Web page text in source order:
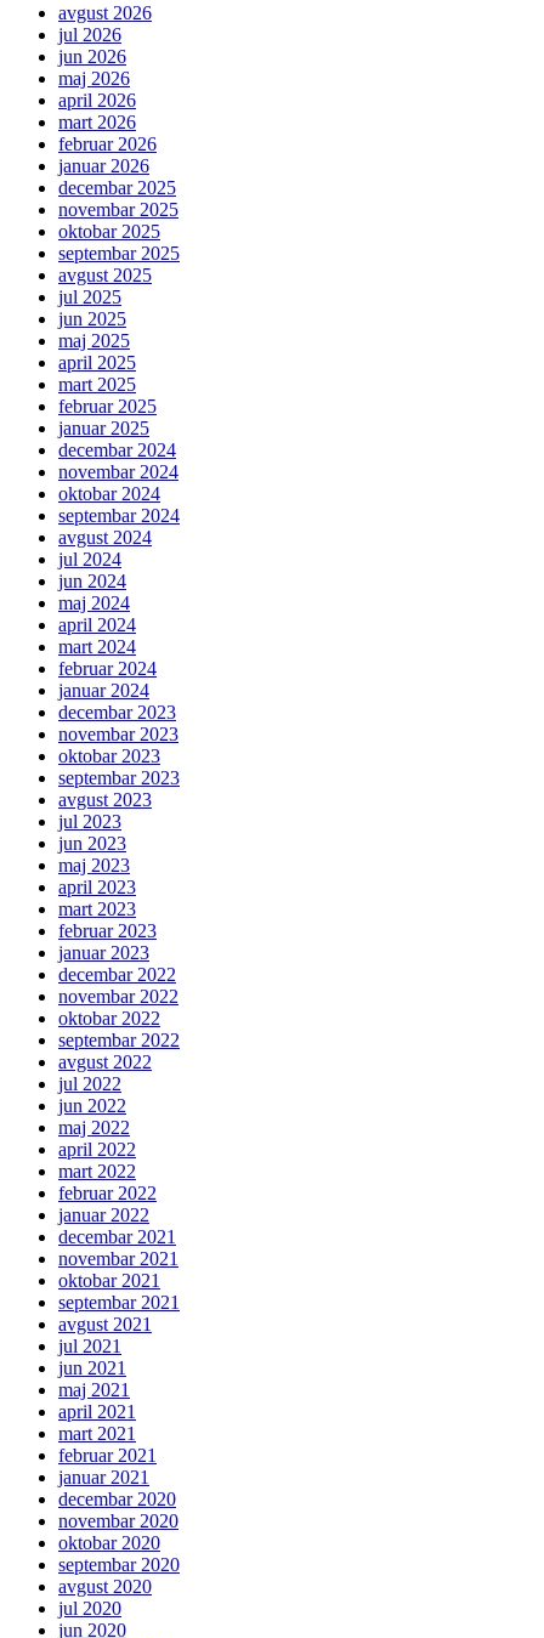
avgust 2026
jul 2026
jun 2026
maj 2026
april 2026
mart 2026
februar 2026
januar 2026
decembar 2025
novembar 2025
oktobar 2025
septembar 2025
avgust 2025
jul 2025
jun 2025
maj 2025
april 2025
mart 2025
februar 2025
januar 2025
decembar 2024
novembar 2024
oktobar 2024
septembar 2024
avgust 2024
jul 2024
jun 2024
maj 2024
april 2024
mart 2024
februar 2024
januar 2024
decembar 2023
novembar 2023
oktobar 2023
septembar 2023
avgust 2023
jul 2023
jun 2023
maj 2023
april 2023
mart 2023
februar 2023
januar 2023
decembar 2022
novembar 2022
oktobar 2022
septembar 2022
avgust 2022
jul 2022
jun 2022
maj 2022
april 2022
mart 2022
februar 2022
januar 2022
decembar 2021
novembar 2021
oktobar 2021
septembar 2021
avgust 2021
jul 2021
jun 2021
maj 2021
april 2021
mart 2021
februar 2021
januar 2021
decembar 2020
novembar 2020
oktobar 2020
septembar 2020
avgust 2020
jul 2020
jun 2020